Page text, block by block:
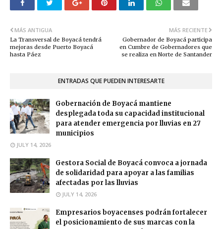
MÁS RECIENTE
Gobernador de Boyacá participa
en Cumbre de Gobernadores que
se realiza en Norte de Santander
MÁS ANTIGUA
La Transversal de Boyacá tendrá
mejoras desde Puerto Boyacá
hasta Páez
ENTRADAS QUE PUEDEN INTERESARTE
Gobernación de Boyacá mantiene
desplegada toda su capacidad institucional
para atender emergencia por lluvias en 27
municipios
JULY 14, 2026
Gestora Social de Boyacá convoca a jornada
de solidaridad para apoyar a las familias
afectadas por las lluvias
JULY 14, 2026
Empresarios boyacenses podrán fortalecer
el posicionamiento de sus marcas con la